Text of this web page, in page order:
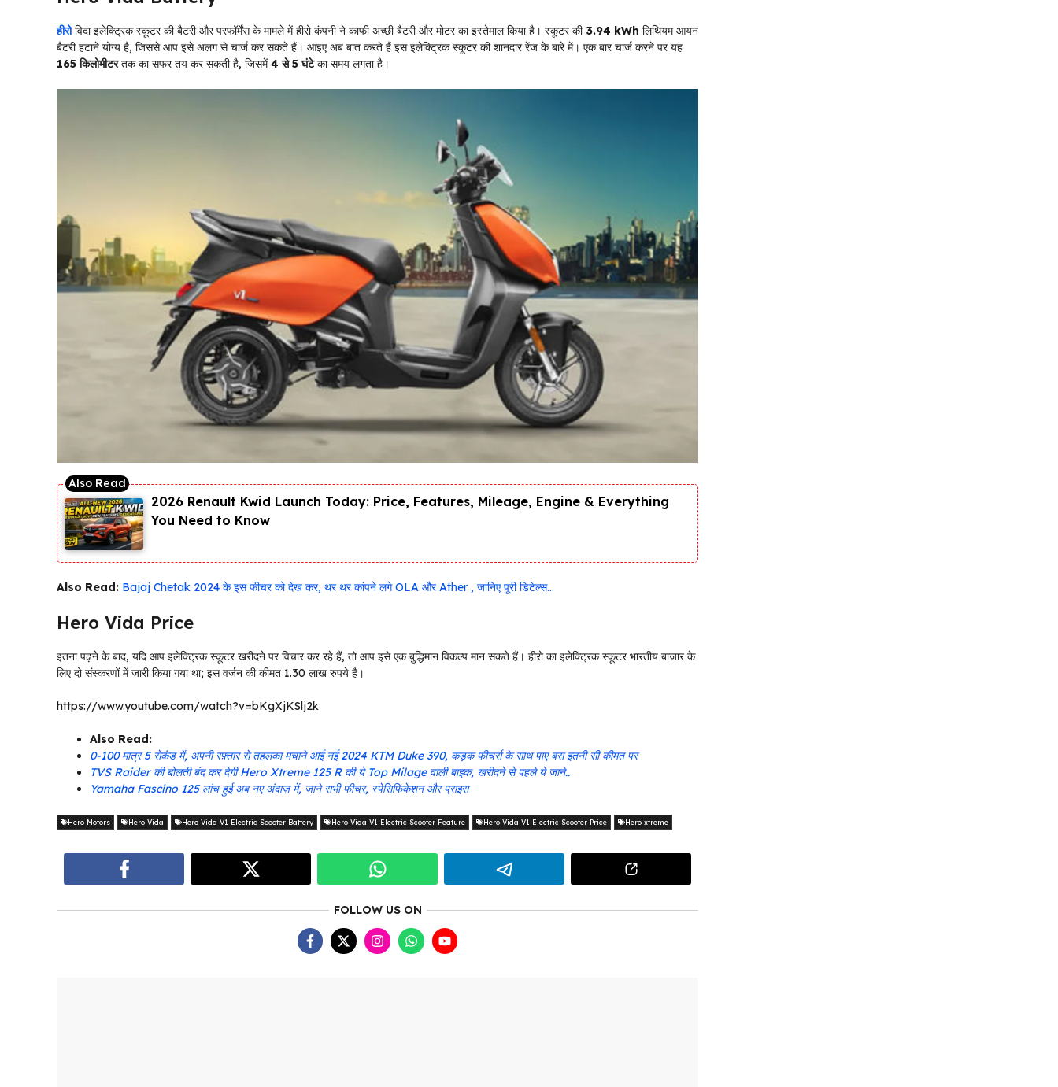
हीरोविदा इलेक्ट्रिक स्कूटर की बैटरी और परफॉर्मेंस के मामले में हीरो कंपनी ने काफी अच्छी बैटरी और मोटर का इस्तेमाल किया है। स्कूटर की 3.94 kWh लिथियम आयन
बैटरी हटाने योग्य है, जिससे आप इसे अलग से चार्ज कर सकते हैं। आइए अब बात करते हैं इस इलेक्ट्रिक स्कूटर की शानदार रेंज के बारे में। एक बार चार्ज करने पर यह
165 किलोमीटरतक का सफर तय कर सकती है, जिसमें4 से 5 घंटेका समय लगता है।
2026 Renault Kwid Launch Today: Price, Features, Mileage, Engine & Everything
You Need to Know
Also Read: Bajaj Chetak 2024 के इस फीचर को देख कर, थर थर कांपने लगे OLA और Ather , जानिए पूरी डिटेल्स…
Hero Vida Price
इतना पढ़ने के बाद, यदि आप इलेक्ट्रिक स्कूटर खरीदने पर विचार कर रहे हैं, तो आप इसे एक बुद्धिमान विकल्प मान सकते हैं। हीरो का इलेक्ट्रिक स्कूटर भारतीय बाजार के
लिए दो संस्करणों में जारी किया गया था; इस वर्जन की कीमत 1.30 लाख रुपये है।
https://www.youtube.com/watch?v=bKgXjKSlj2k
Also Read:
0-100 मात्र 5 सेकंड में, अपनी रफ़्तार से तहलका मचाने आई नई 2024 KTM Duke 390, कड़क फीचर्स के साथ पाए बस इतनी सी कीमत पर
TVS Raider की बोलती बंद कर देगी Hero Xtreme 125 R की ये Top Milage वाली बाइक, खरीदने से पहले ये जाने..
Yamaha Fascino 125 लांच हुई अब नए अंदाज़ में, जाने सभी फीचर, स्पेसिफिकेशन और प्राइस
Hero Motors Hero Vida Hero Vida V1 Electric Scooter Battery Hero Vida V1 Electric Scooter Feature Hero Vida V1 Electric Scooter Price Hero xtreme
FOLLOW US ON